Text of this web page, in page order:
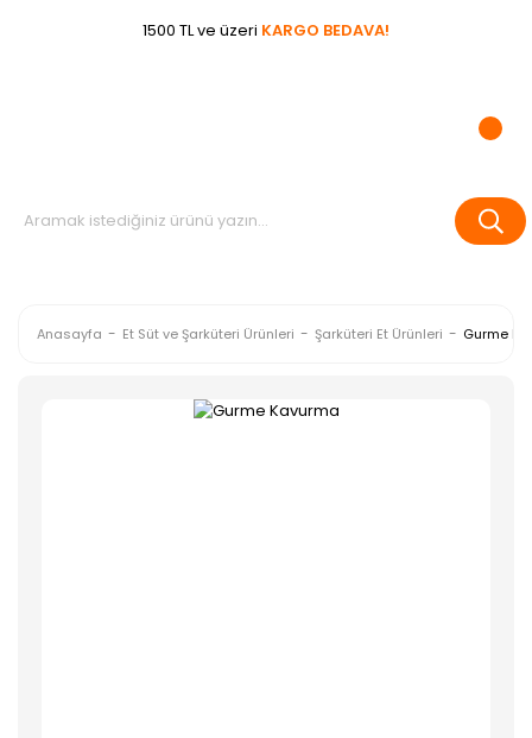
1500 TL ve üzeri KARGO BEDAVA!
Anasayfa Et Süt ve Şarküteri Ürünleri Şarküteri Et Ürünleri Gurme